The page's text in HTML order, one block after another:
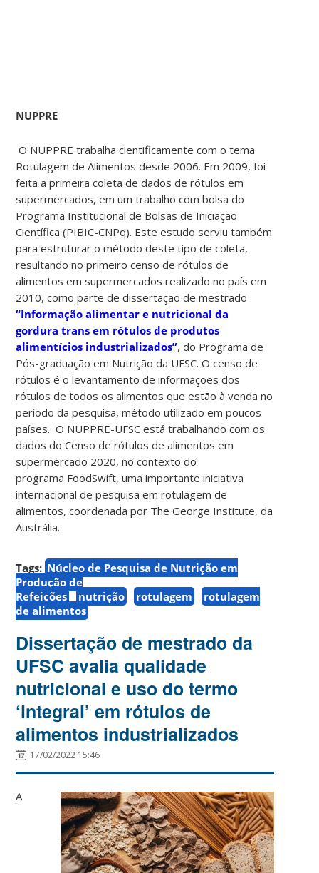
NUPPRE
O NUPPRE trabalha cientificamente com o tema
Rotulagem de Alimentos desde 2006. Em 2009, foi
feita a primeira coleta de dados de rótulos em
supermercados, em um trabalho com bolsa do
Programa Institucional de Bolsas de Iniciação
Científica (PIBIC-CNPq). Este estudo serviu também
para estruturar o método deste tipo de coleta,
resultando no primeiro censo de rótulos de
alimentos em supermercados realizado no país em
2010, como parte de dissertação de mestrado
“Informação alimentar e nutricional da
gordura trans em rótulos de produtos
alimentícios industrializados”, do Programa de
Pós-graduação em Nutrição da UFSC. O censo de
rótulos é o levantamento de informações dos
rótulos de todos os alimentos que estão à venda no
período da pesquisa, método utilizado em poucos
países. O NUPPRE-UFSC está trabalhando com os
dados do Censo de rótulos de alimentos em
supermercado 2020, no contexto do
programa FoodSwift, uma importante iniciativa
internacional de pesquisa em rotulagem de
alimentos, coordenada por The George Institute, da
Austrália.
Tags: Núcleo de Pesquisa de Nutrição em
Produção de
Refeições
nutrição rotulagem
rotulagem
de alimentos
Dissertação de mestrado da
UFSC avalia qualidade
nutricional e uso do termo
‘integral’ em rótulos de
alimentos industrializados
17/02/2022 15:46
A